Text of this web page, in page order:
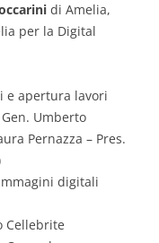
di Amelia,
per la Digital
e apertura lavori
Umberto
Pernazza – Pres.
digitali
Cellebrite